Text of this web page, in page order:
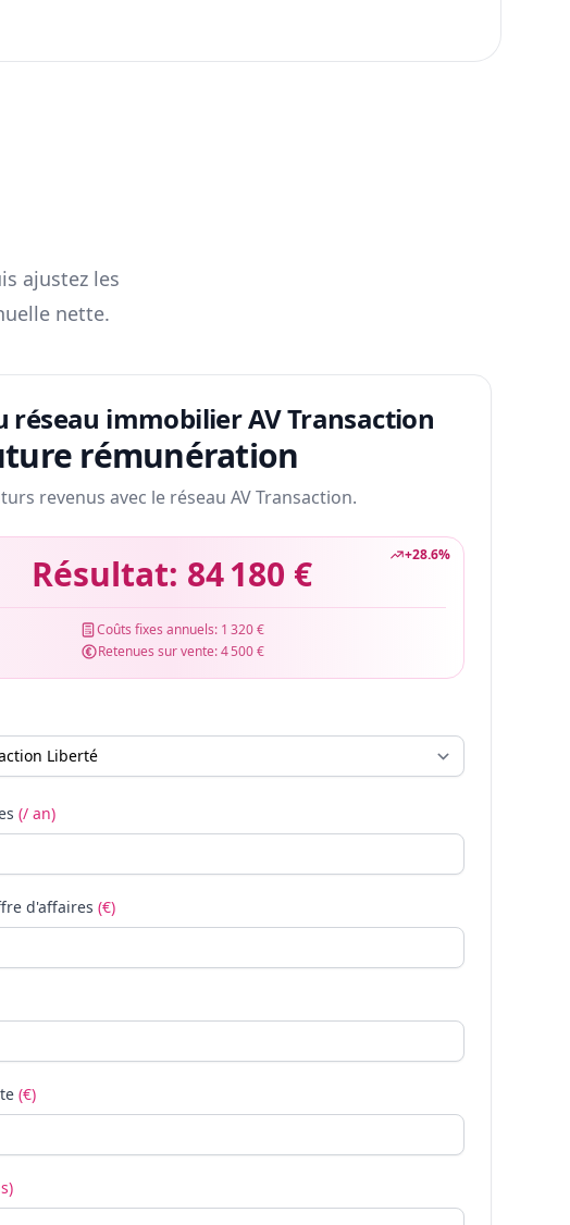
ajustez les
nette.
réseau immobilier AV Transaction
rémunération
revenus avec le réseau AV Transaction.
+28.6%
Résultat: 84 180 €
Coûts fixes annuels: 1 320 €
Retenues sur vente:4 500 €
(/ an)
d'affaires (€)
(€)